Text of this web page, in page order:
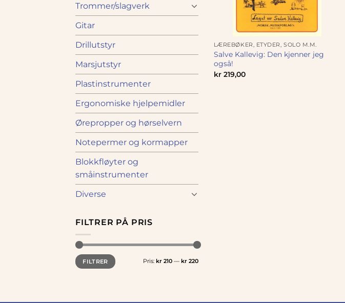
Trommer/slagverk
Gitar
Drillutstyr
Marsjutstyr
Plastinstrumenter
Ergonomiske hjelpemidler
Ørepropper og hørselvern
Notepermer og kormapper
Blokkfløyter og
småinstrumenter
Diverse
FILTRER PÅ PRIS
Min.
pris
Makspris
FILTRER Pris: kr 210 — kr 220
LÆREBØKER, ETYDER, SOLO M.M.
Salve Kallevig: Den kjenner jeg
også!
kr219,00